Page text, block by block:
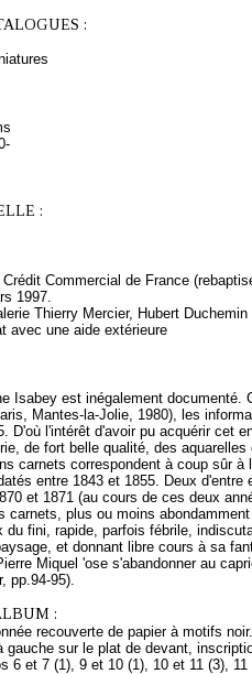
:
:
Commercial de France
1997.
Thierry Mercier, Hubert Duchemin
avec une aide extérieure
Isabey est inégalement
Mantes-la-Jolie, 1980), les
D'où l'intérêt d'avoir pu acquérir cet
de fort belle qualité, des
carnets correspondent à coup sûr
entre 1843 et 1855. Deux
et 1871 (au cours de ces deux
carnets, plus ou moins
du fini, rapide, parfois fébrile,
et donnant libre cours à sa
Miquel 'ose s'abandonner au
pp.94-95).
:
recouverte de papier à motifs
gauche sur le plat de devant,
6 et 7 (1), 9 et 10 (1), 10 et 11 (3),